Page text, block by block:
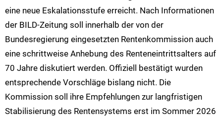
eine neue Eskalationsstufe erreicht. Nach Informationen
der BILD-Zeitung soll innerhalb der von der
Bundesregierung eingesetzten Rentenkommission auch
eine schrittweise Anhebung des Renteneintrittsalters auf
70 Jahre diskutiert werden. Offiziell bestätigt wurden
entsprechende Vorschläge bislang nicht. Die
Kommission soll ihre Empfehlungen zur langfristigen
Stabilisierung des Rentensystems erst im Sommer 2026